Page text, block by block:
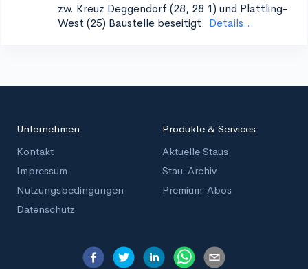
zw. Kreuz Deggendorf (28, 28 1) und Plattling-
West (25) Baustelle beseitigt. Details...
Unternehmen
Kontakt
Impressum
Nutzungsbedingungen
Datenschutz
Produkte & Services
Aktuelle Staus
Stau-Archiv
Premium-Abos